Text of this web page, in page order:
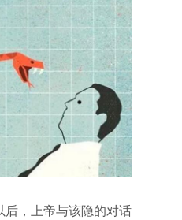
后，上帝与该隐的对话